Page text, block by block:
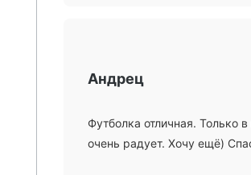
Андрец
Футболка отличная. Только
очень радует. Хочу ещё)